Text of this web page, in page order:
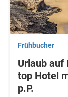
Frühbucher
Urlaub auf
top Hotel
p.P.